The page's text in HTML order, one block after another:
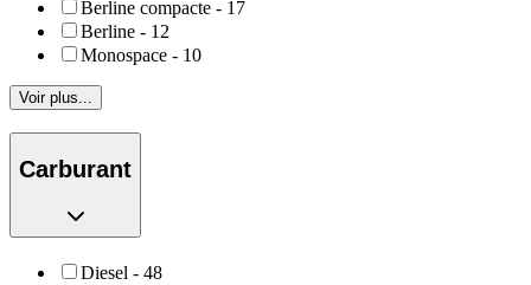
Berline compacte - 17
Berline - 12
Monospace - 10
Voir plus...
Carburant
Diesel - 48